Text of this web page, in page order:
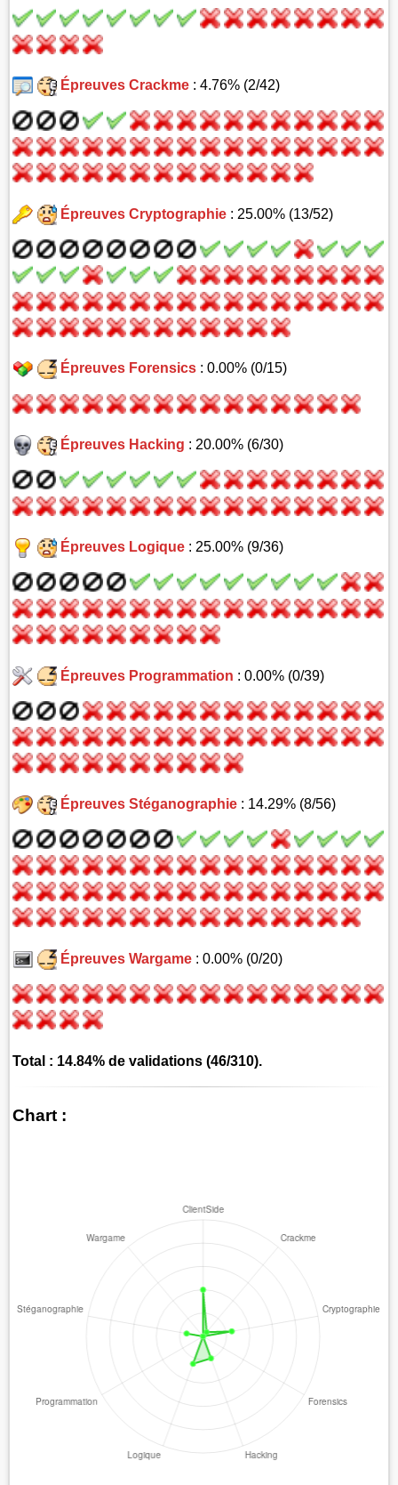
Épreuves Crackme: 4.76% (2/42)
Épreuves Cryptographie: 25.00% (13/52)
Épreuves Forensics: 0.00% (0/15)
Épreuves Hacking : 20.00% (6/30)
Épreuves Logique: 25.00% (9/36)
Épreuves Programmation : 0.00% (0/39)
Épreuves Stéganographie: 14.29% (8/56)
Épreuves Wargame: 0.00% (0/20)
Total : 14.84% de validations (46/310).
Chart :